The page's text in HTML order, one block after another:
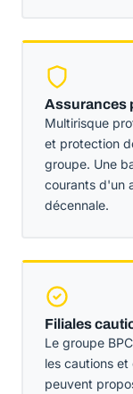
Assurances
Multirisque
et protection
groupe. Une
courants d'un
décennale.
Filiales
Le groupe
les cautions
peuvent